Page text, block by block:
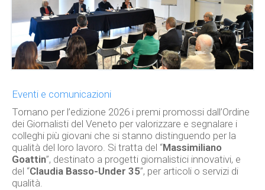
Eventi e comunicazioni
Tornano per l’edizione 2026 i premi promossi dall’Ordine
dei Giornalisti del Veneto per valorizzare e segnalare i
colleghi più giovani che si stanno distinguendo per la
qualità del loro lavoro. Si tratta del “Massimiliano
Goattin”, destinato a progetti giornalistici innovativi, e
del “Claudia Basso-Under 35”, per articoli o servizi di
qualità.